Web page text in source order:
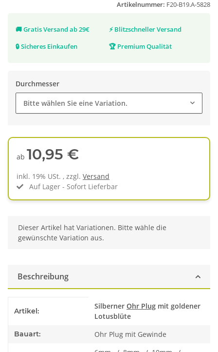
Artikelnummer: F20-B19.A-5828
🚚Gratis Versand ab 29€ ⚡ Blitzschneller Versand
🔒Sicheres Einkaufen 🏆 Premium Qualität
Durchmesser
Bitte wählen Sie eine Variation.
ab 10,95 €
inkl. 19% USt. , zzgl. Versand
Auf Lager - Sofort Lieferbar
x
Dieser Artikel hat Variationen. Bitte wähle die
gewünschte Variation aus.
Beschreibung
Artikel:
Silberner Ohr Plug mit goldener
Lotusblüte
Bauart: Ohr Plug mit Gewinde